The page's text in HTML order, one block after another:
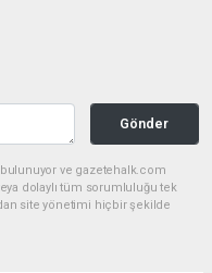
Gönder
bulunuyor ve gazetehalk.com
dolaylı tüm sorumluluğu tek
site yönetimi hiçbir şekilde